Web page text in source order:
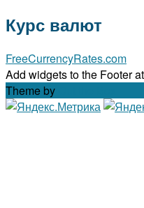
Курс валют
FreeCurrencyRates.com
Add widgets to the Footer
Theme by